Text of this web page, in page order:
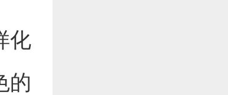
化
的